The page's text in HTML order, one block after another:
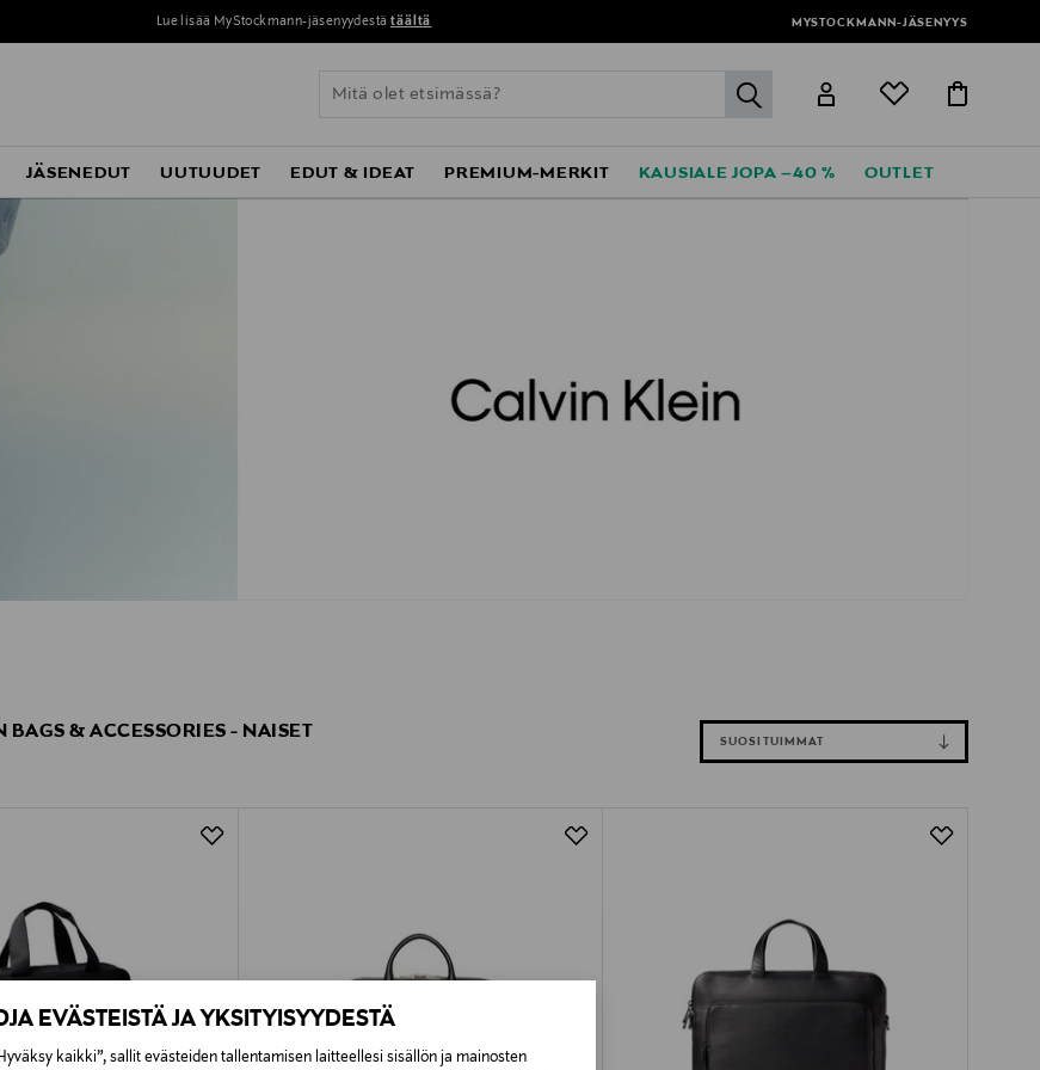
EVÄSTEISTÄ JA YKSITYISYYDESTÄ
kaikki”, sallit evästeiden tallentamisen laitteellesi sisällön ja mainosten
Lue lisää MyStockmann-jäsenyydestä täältä MYSTOCKMANN-JÄSENYYS
label.header.go
JÄSENEDUT UUTUUDET EDUT & IDEAT PREMIUM-MERKIT KAUSIALE JOPA –40 % OUTLET
BAGS & ACCESSORIES - NAISET SUOSITUIMMAT